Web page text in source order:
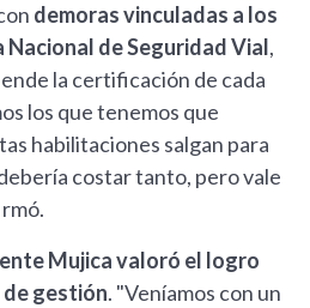
demoras vinculadas a los
Nacional de Seguridad Vial,
la certificación de cada
los que tenemos que
habilitaciones salgan para
costar tanto, pero vale
Mujica valoró el logro
gestión. "Veníamos con un